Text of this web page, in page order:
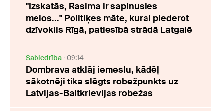
"Izskatās, Rasima ir sapinusies
melos..." Politiķes māte, kurai piederot
dzīvoklis Rīgā, patiesībā strādā Latgalē
Sabiedrība 09:14
Dombrava atklāj iemeslu, kādēļ
sākotnēji tika slēgts robežpunkts uz
Latvijas-Baltkrievijas robežas